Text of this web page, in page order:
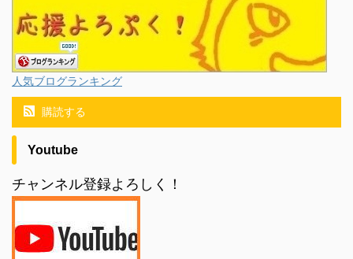
人気ブログランキング
購読する
Youtube
チャンネル登録よろしく！